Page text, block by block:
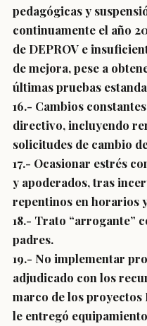
pedagógicas y
continuamente el año
de DEPROV e
de mejora, pese a
últimas pruebas
16.- Cambios
directivo, incluyendo
solicitudes de cambio
17.- Ocasionar estrés
y apoderados, tras
repentinos en horarios
18.- Trato “arrogante”
padres.
19.- No implementar
adjudicado con los
marco de los proyectos
le entregó